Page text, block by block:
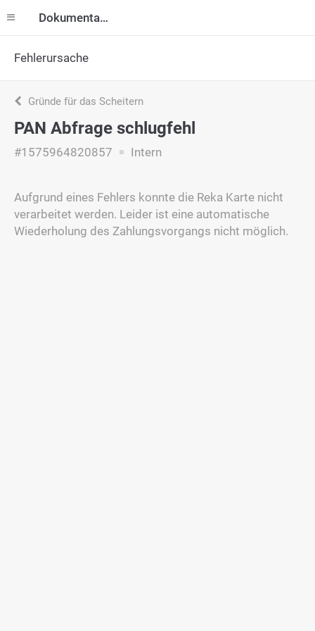
Dokumentation
Fehlerursache
Gründe für das Scheitern
PAN Abfrage schlugfehl
#1575964820857 Intern
Aufgrund eines Fehlers konnte die Reka Karte nicht
verarbeitet werden. Leider ist eine automatische
Wiederholung des Zahlungsvorgangs nicht möglich.